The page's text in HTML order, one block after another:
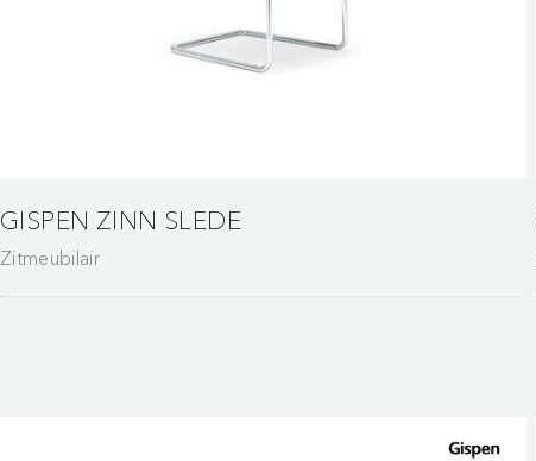
GISPEN ZINN SLEDE
Zitmeubilair